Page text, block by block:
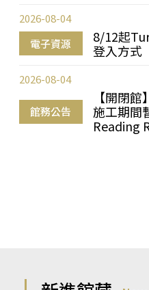
電子資源
8/12起
登入方式
2026-08-04
館務公告
【開閉
施工期間
Reading
2026-08-04